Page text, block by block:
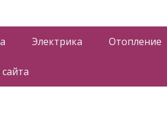
Электрика Отопление